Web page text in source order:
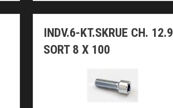
INDV.6-KT.SKRUE CH. 12.9
SORT 8 X 100